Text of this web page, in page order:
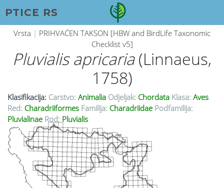
PTICE RS
Vrsta | PRIHVAĆEN TAKSON [HBW and BirdLife Taxonomic
Checklist v5]
Pluvialis apricaria(Linnaeus,
1758)
Klasifikacija: Carstvo: Animalia Odjeljak: Chordata Klasa: Aves
Red: Charadriiformes Familija: Charadriidae Podfamilija:
Pluvialinae Rod: Pluvialis